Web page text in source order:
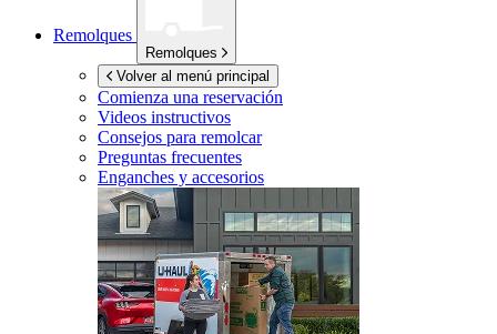
Remolques
Remolques
Volver al menú principal
Comienza una reservación
Videos instructivos
Consejos para remolcar
Preguntas frecuentes
Enganches y accesorios